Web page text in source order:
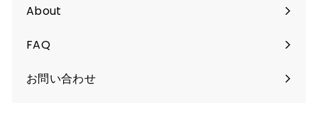
About
FAQ
お問い合わせ